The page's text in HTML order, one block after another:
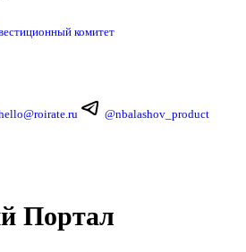
комитет
@nbalashov_product
Портал